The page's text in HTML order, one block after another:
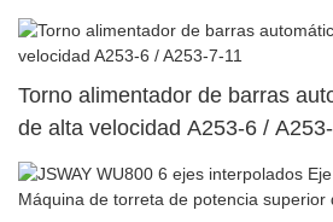
superior dual75
Torno alimentador de barras
de alta velocidad A253-6 /